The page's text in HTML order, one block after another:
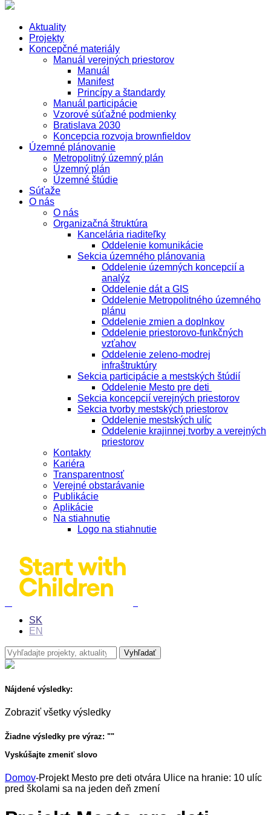
Aktuality
Projekty
Koncepčné materiály
Manuál verejných priestorov
Manuál
Manifest
Princípy a štandardy
Manuál participácie
Vzorové súťažné podmienky
Bratislava 2030
Koncepcia rozvoja brownfieldov
Územné plánovanie
Metropolitný územný plán
Územný plán
Územné štúdie
Súťaže
O nás
O nás
Organizačná štruktúra
Kancelária riaditeľky
Oddelenie komunikácie
Sekcia územného plánovania
Oddelenie územných koncepcií a
analýz
Oddelenie dát a GIS
Oddelenie Metropolitného územného
plánu
Oddelenie zmien a doplnkov
Oddelenie priestorovo-funkčných
vzťahov
Oddelenie zeleno-modrej
infraštruktúry
Sekcia participácie a mestských štúdií
Oddelenie Mesto pre deti
Sekcia koncepcií verejných priestorov
Sekcia tvorby mestských priestorov
Oddelenie mestských ulíc
Oddelenie krajinnej tvorby a verejných
priestorov
Kontakty
Kariéra
Transparentnosť
Verejné obstarávanie
Publikácie
Aplikácie
Na stiahnutie
Logo na stiahnutie
SK
EN
Nájdené výsledky:
Zobraziť všetky výsledky
Žiadne výsledky pre výraz: ""
Vyskúšajte zmeniť slovo
Domov-Projekt Mesto pre deti otvára Ulice na hranie: 10 ulíc
pred školami sa na jeden deň zmení